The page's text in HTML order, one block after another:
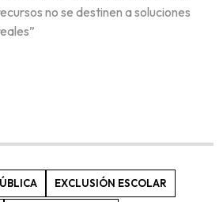
no se destinen a soluciones
EXCLUSIÓN ESCOLAR